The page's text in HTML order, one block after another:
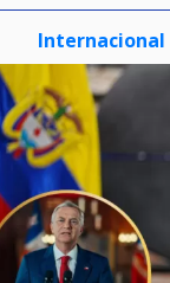
Internacional